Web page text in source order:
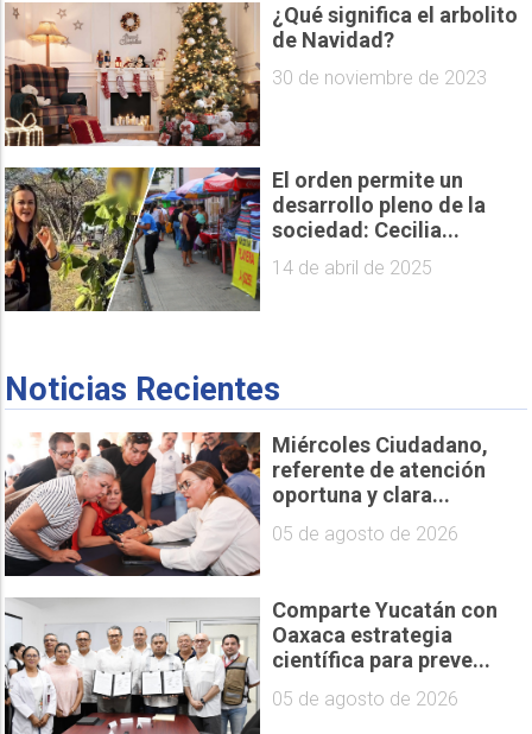
¿Qué significa el arbolito
de Navidad?
30 de noviembre de 2023
El orden permite un
desarrollo pleno de la
sociedad: Cecilia...
14 de abril de 2025
Noticias Recientes
Miércoles Ciudadano,
referente de atención
oportuna y clara...
05 de agosto de 2026
Comparte Yucatán con
Oaxaca estrategia
científica para preve...
05 de agosto de 2026